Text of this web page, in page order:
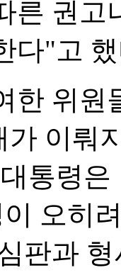
른 권고
다"고
한 위원
가 이뤄
통령
오히
판과